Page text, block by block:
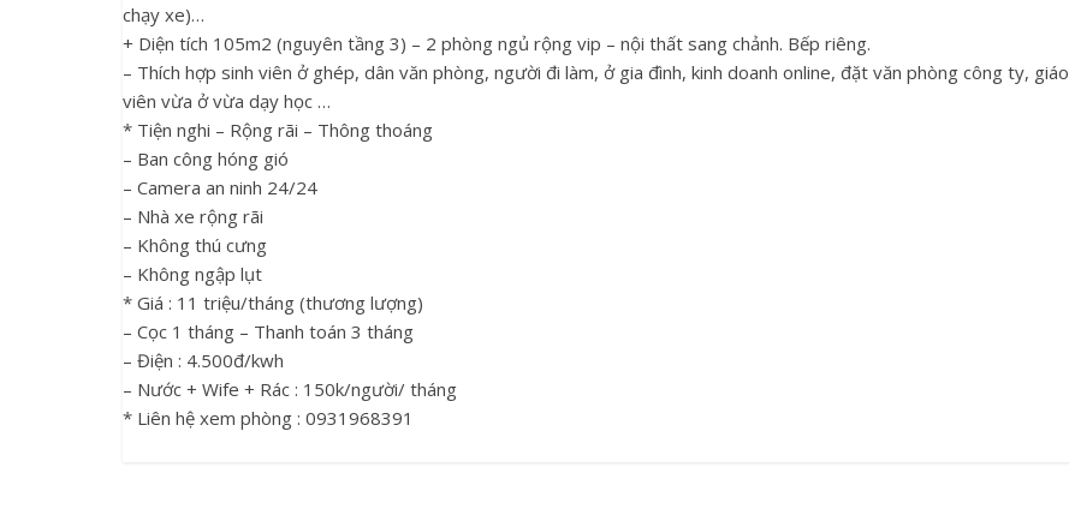
chạy xe)…
+ Diện tích 105m2 (nguyên tầng 3) – 2 phòng ngủ rộng vip – nội thất sang chảnh. Bếp riêng.
– Thích hợp sinh viên ở ghép, dân văn phòng, người đi làm, ở gia đình, kinh doanh online, đặt văn phòng công ty, giáo
viên vừa ở vừa dạy học …
* Tiện nghi – Rộng rãi – Thông thoáng
– Ban công hóng gió
– Camera an ninh 24/24
– Nhà xe rộng rãi
– Không thú cưng
– Không ngập lụt
* Giá : 11 triệu/tháng (thương lượng)
– Cọc 1 tháng – Thanh toán 3 tháng
– Điện : 4.500đ/kwh
– Nước + Wife + Rác : 150k/người/ tháng
* Liên hệ xem phòng : 0931968391